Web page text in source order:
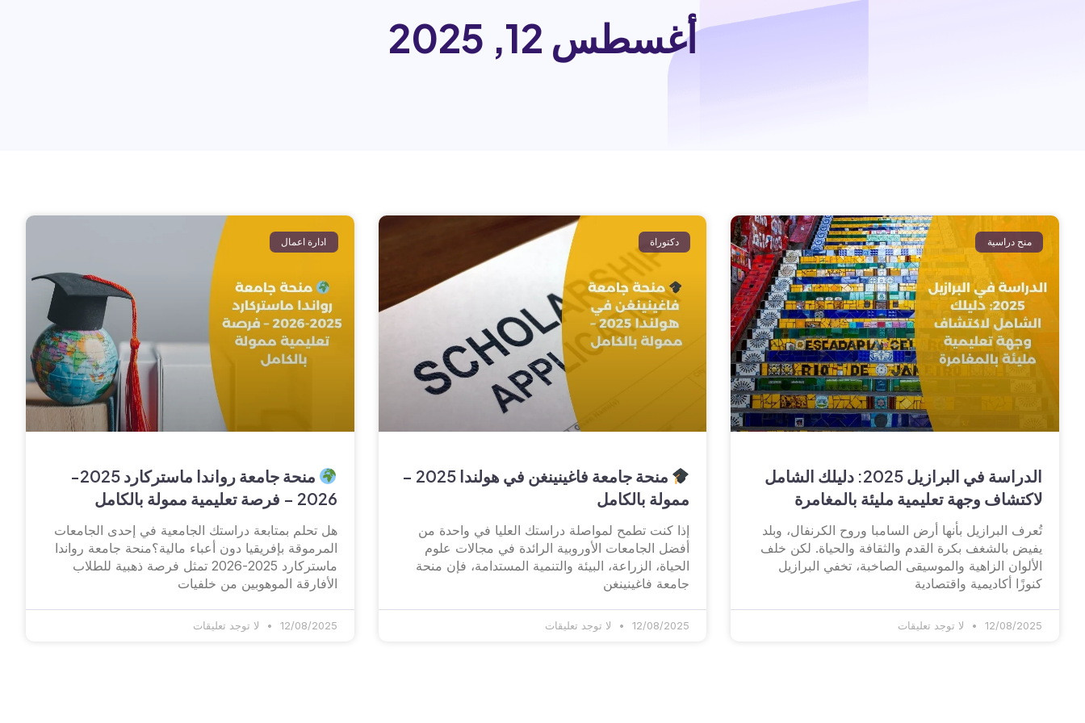
أغسطس 12, 2025
منح دراسية
الدراسة في البرازيل 2025: دليلك الشامل
لاكتشاف وجهة تعليمية مليئة بالمغامرة
تُعرف البرازيل بأنها أرض السامبا وروح الكرنفال، وبلد
يفيض بالشغف بكرة القدم والثقافة والحياة. لكن خلف
الألوان الزاهية والموسيقى الصاخبة، تخفي البرازيل
كنوزًا أكاديمية واقتصادية
12/08/2025 لا توجد تعليقات
دكتوراة
منحة جامعة فاغينينغن في هولندا 2025 –
ممولة بالكامل
إذا كنت تطمح لمواصلة دراستك العليا في واحدة من
أفضل الجامعات الأوروبية الرائدة في مجالات علوم
الحياة، الزراعة، البيئة والتنمية المستدامة، فإن منحة
جامعة فاغينينغن
12/08/2025 لا توجد تعليقات
ادارة اعمال
منحة جامعة رواندا ماستركارد 2025-
2026 – فرصة تعليمية ممولة بالكامل
هل تحلم بمتابعة دراستك الجامعية في إحدى الجامعات
المرموقة بإفريقيا دون أعباء مالية؟منحة جامعة رواندا
ماستركارد 2025-2026 تمثل فرصة ذهبية للطلاب
الأفارقة الموهوبين من خلفيات
12/08/2025 لا توجد تعليقات